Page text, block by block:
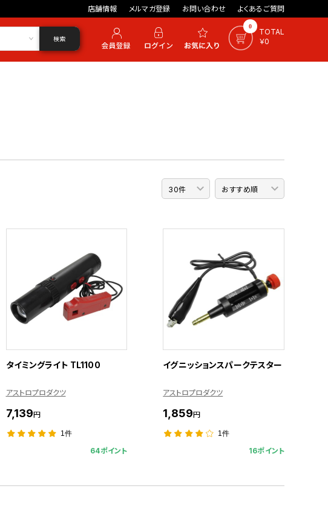
店舗情報 メルマガ登録 お問い合わせ よくあるご質問
0
TOTAL
￥0
検索
タイミングライト TL1100
アストロプロダクツ
7,139円
1件
64ポイント
イグニッションスパークテスター
アストロプロダクツ
1,859円
1件
16ポイント